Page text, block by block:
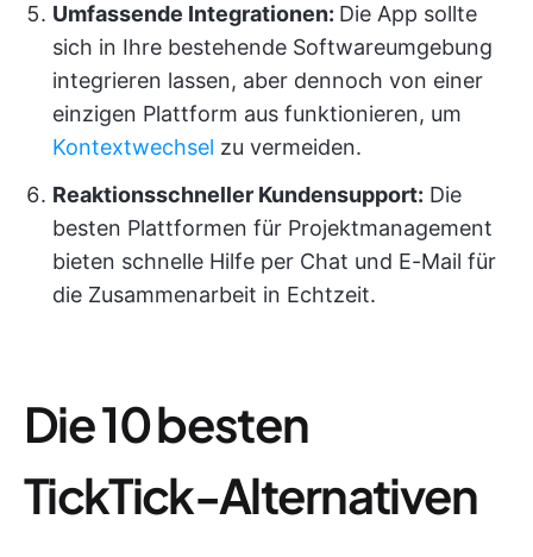
Umfassende Integrationen: Die App sollte
sich in Ihre bestehende Softwareumgebung
integrieren lassen, aber dennoch von einer
einzigen Plattform aus funktionieren, um
Kontextwechsel zu vermeiden.
Reaktionsschneller Kundensupport: Die
besten Plattformen für Projektmanagement
bieten schnelle Hilfe per Chat und E-Mail für
die Zusammenarbeit in Echtzeit.
Die 10 besten
TickTick-Alternativen